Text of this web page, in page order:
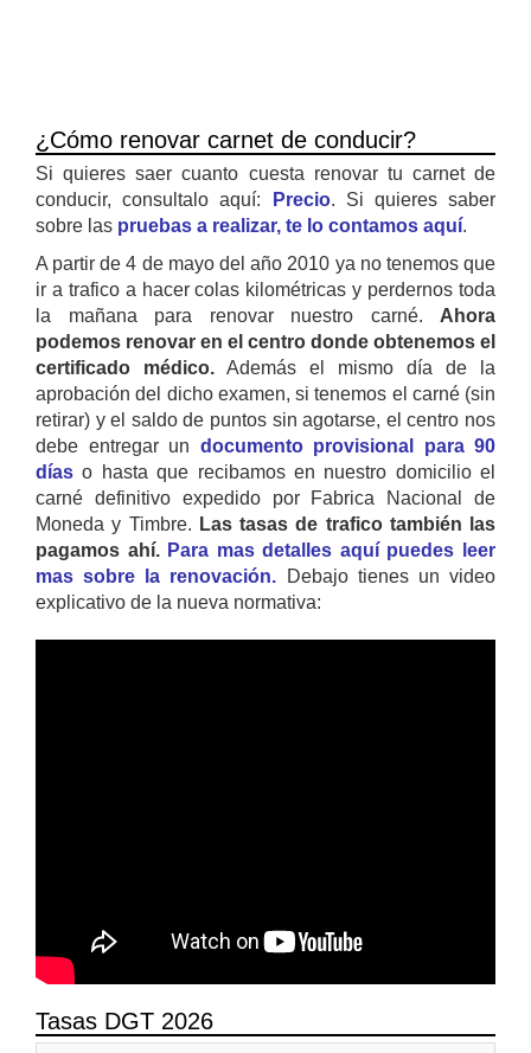
¿Cómo renovar carnet de conducir?
Si quieres saer cuanto cuesta renovar tu carnet de
conducir, consultalo aquí:
Precio. Si quieres saber
sobre las pruebas a realizar, te lo contamos aquí.
A partir de 4 de mayo del año 2010 ya no tenemos que
ir a trafico a hacer colas kilométricas y perdernos toda
la mañana para renovar nuestro carné. Ahora
podemos renovar en el centro donde obtenemos el
certificado médico. Además el mismo día de la
aprobación del dicho examen, si tenemos el carné (sin
retirar) y el saldo de puntos sin agotarse, el centro nos
debe entregar un documento provisional para 90
días o hasta que recibamos en nuestro domicilio el
carné definitivo expedido por Fabrica Nacional de
Moneda y Timbre. Las tasas de trafico también las
pagamos ahí. Para mas detalles aquí puedes leer
mas sobre la renovación. Debajo tienes un video
explicativo de la nueva normativa:
Tasas DGT 2026